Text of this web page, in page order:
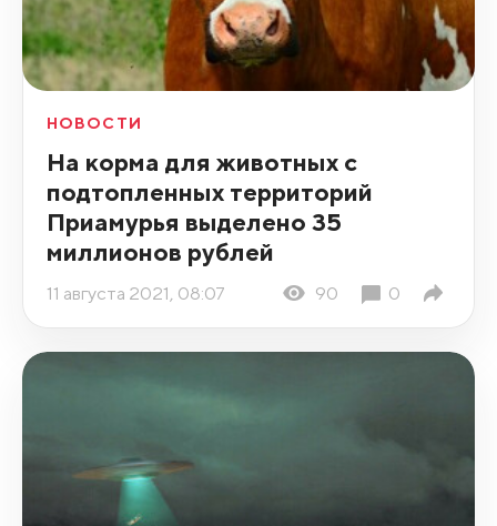
НОВОСТИ
На корма для животных с
подтопленных территорий
Приамурья выделено 35
миллионов рублей
11 августа 2021, 08:07 90 0